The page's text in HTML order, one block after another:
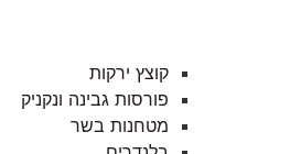
קוצץ ירקות
פורסות גבינה ונקניק
מטחנות בשר